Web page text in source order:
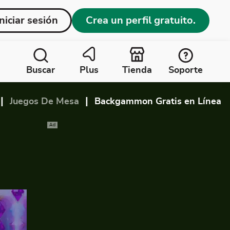
sesión Crea un perfil gratuito.
Buscar Plus Tienda Soporte
Juegos De Mesa Backgammon Gratis en Línea
Ad